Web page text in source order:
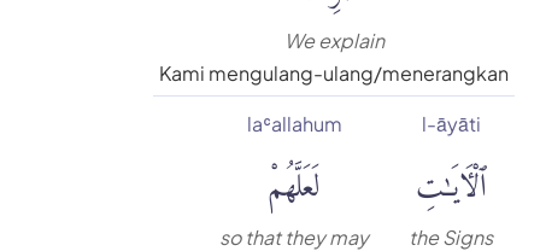
We explain
Kami mengulang-ulang/menerangkan
l-āyāti
ٱلْءَايَٰتِ
the Signs
laʿallahum
لَعَلَّهُمْ
so that they may